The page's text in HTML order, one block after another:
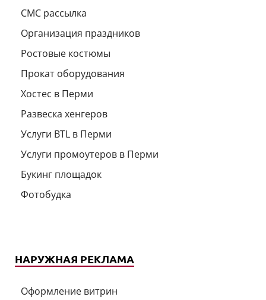
СМС рассылка
Организация праздников
Ростовые костюмы
Прокат оборудования
Хостес в Перми
Развеска хенгеров
Услуги BTL в Перми
Услуги промоутеров в Перми
Букинг площадок
Фотобудка
НАРУЖНАЯ РЕКЛАМА
Оформление витрин